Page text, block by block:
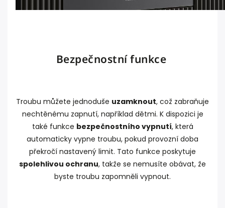
Bezpečnostní funkce
Troubu můžete jednoduše uzamknout, což zabraňuje
nechtěnému zapnutí, například dětmi. K dispozici je
také funkce bezpečnostního vypnutí, která
automaticky vypne troubu, pokud provozní doba
překročí nastavený limit. Tato funkce poskytuje
spolehlivou ochranu, takže se nemusíte obávat, že
byste troubu zapomněli vypnout.